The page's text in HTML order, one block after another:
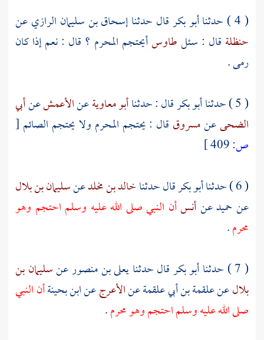
( 4 ) حدثنا
أبو بكرقال حدثناإسحاق بن سليمان الرازيعن
حنظلة قال : سئلطاوسأيحتجم المحرم ؟ قال : نعم إذا كان
رمى .
( 5 ) حدثنا
أبو بكرقال : حدثناأبو معاويةعنالأعمشعنأبي
الضحىعنمسروق قال : يحتجم المحرم ولا يحتجم الصائم [
ص:
( 6 ) حدثنا
أبو بكرقال حدثناخالد بن مخلدعنسليمان بن بلال
عن حميدعنأنسأن النبي صلى الله عليه وسلم احتجم وهو
محرم.
( 7 ) حدثنا
أبو بكرقال حدثنايعلى بن منصورعنسليمان بن
بلالعنعلقمة بن أبي علقمةعنالأعرجعنابن بحينةأن النبي
صلى الله عليه وسلم احتجم وهو محرم.